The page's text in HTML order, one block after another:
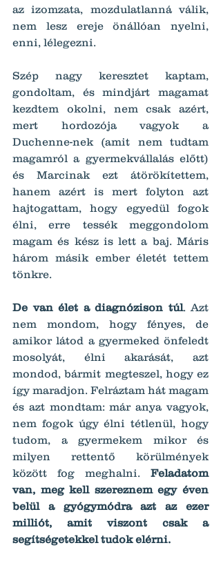
az izomzata, mozdulatlanná válik,
nem lesz ereje önállóan nyelni,
enni, lélegezni.
Szép nagy keresztet kaptam,
gondoltam, és mindjárt magamat
kezdtem okolni, nem csak azért,
mert hordozója vagyok a
Duchenne-nek (amit nem tudtam
magamról a gyermekvállalás előtt)
és Marcinak ezt átörökítettem,
hanem azért is mert folyton azt
hajtogattam, hogy egyedül fogok
élni, erre tessék meggondolom
magam és kész is lett a baj. Máris
három másik ember életét tettem
tönkre.
De van élet a diagnózison túl. Azt
nem mondom, hogy fényes, de
amikor látod a gyermeked önfeledt
mosolyát, élni akarását, azt
mondod, bármit megteszel, hogy ez
így maradjon. Felráztam hát magam
és azt mondtam: már anya vagyok,
nem fogok úgy élni tétlenül, hogy
tudom, a gyermekem mikor és
milyen rettentő körülmények
között fog meghalni. Feladatom
van, meg kell szereznem egy éven
belül a gyógymódra azt az ezer
milliót, amit viszont csak a
segítségetekkel tudok elérni.